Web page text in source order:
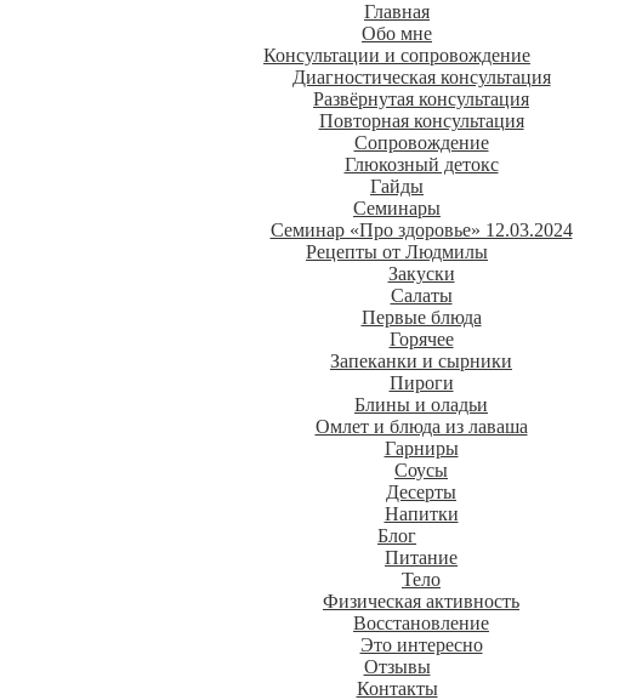
Главная
Обо мне
Консультации и сопровождение
Диагностическая консультация
Развёрнутая консультация
Повторная консультация
Сопровождение
Глюкозный детокс
Гайды
Семинары
Семинар «Про здоровье» 12.03.2024
Рецепты от Людмилы
Закуски
Салаты
Первые блюда
Горячее
Запеканки и сырники
Пироги
Блины и оладьи
Омлет и блюда из лаваша
Гарниры
Соусы
Десерты
Напитки
Блог
Питание
Тело
Физическая активность
Восстановление
Это интересно
Отзывы
Контакты